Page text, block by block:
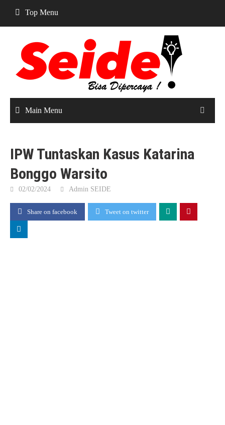
content
Top Menu
Main Menu
IPW Tuntaskan Kasus Katarina
Bonggo Warsito
02/02/2024 Admin SEIDE
Share on facebook Tweet on twitter